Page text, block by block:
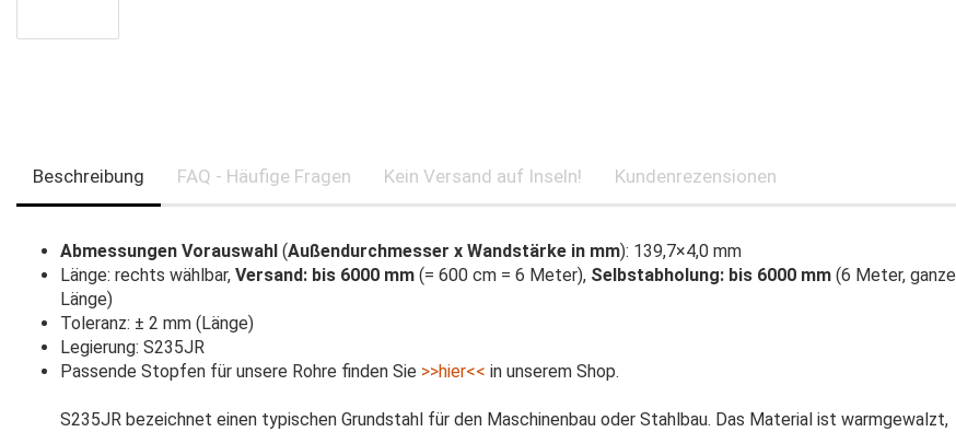
Beschreibung FAQ - Häufige Fragen Kein Versand auf Inseln! Kundenrezensionen
Abmessungen Vorauswahl (Außendurchmesser x Wandstärke in mm): 139,7×4,0 mm
Länge: rechts wählbar, Versand: bis 6000 mm (= 600 cm = 6 Meter), Selbstabholung: bis 6000 mm (6 Meter, ganze
Länge)
Toleranz: ± 2 mm (Länge)
Legierung: S235JR
Passende Stopfen für unsere Rohre finden Sie >>hier<< in unserem Shop.
S235JR bezeichnet einen typischen Grundstahl für den Maschinenbau oder Stahlbau. Das Material ist warmgewalzt,